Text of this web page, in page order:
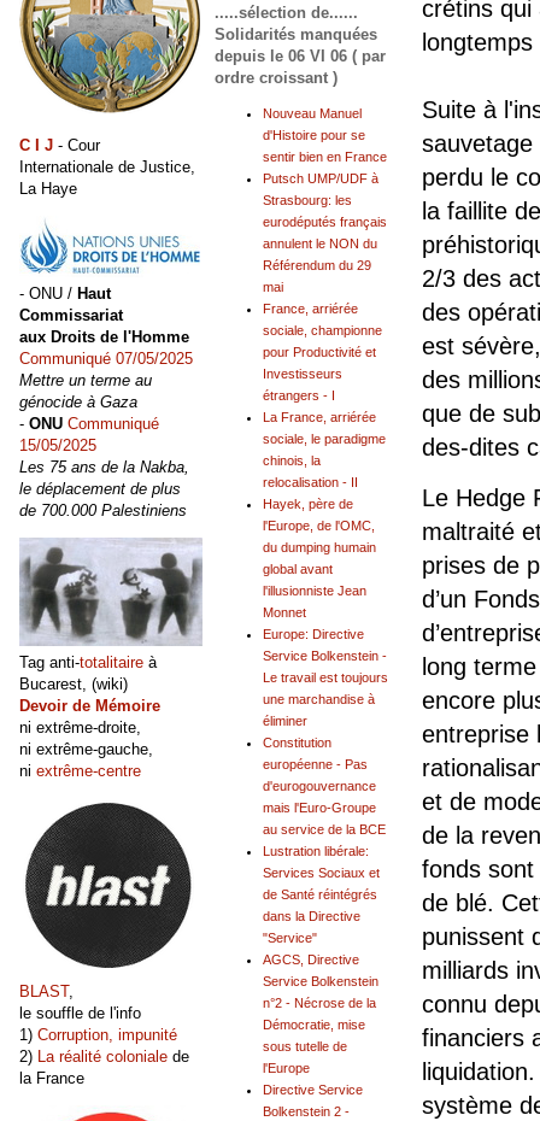
crétins qui
longtemps
Suite à
perdu le
la faillite
2/3 des
des
est
des
que de
des-dites
Le Hedge
maltraité
prises de
d’un
long
encore
entreprise
et de
de la
fonds sont
de blé.
punissent
milliards
connu
financiers
système
.....sélection de......
Solidarités manquées
depuis le 06 VI 06 ( par
ordre croissant )
Nouveau Manuel
d'Histoire pour se
sentir bien en France
Putsch UMP/UDF à
Strasbourg: les
eurodéputés français
annulent le NON du
Référendum du 29
mai
France, arriérée
sociale, championne
pour Productivité et
Investisseurs
étrangers - I
La France, arriérée
sociale, le paradigme
chinois, la
relocalisation - II
Hayek, père de
l'Europe, de l'OMC,
du dumping humain
global avant
l'illusionniste Jean
Monnet
Europe: Directive
Service Bolkenstein -
Le travail est toujours
une marchandise à
éliminer
Constitution
européenne - Pas
d'eurogouvernance
mais l'Euro-Groupe
au service de la BCE
Lustration libérale:
Services Sociaux et
de Santé réintégrés
dans la Directive
"Service"
AGCS, Directive
Service Bolkenstein
n°2 - Nécrose de la
Démocratie, mise
sous tutelle de
l'Europe
Directive Service
Bolkenstein 2 -
C I J - Cour
Internationale de Justice,
La Haye
- ONU / Haut
Commissariat
aux Droits de l'Homme
Communiqué 07/05/2025
Mettre un terme au
génocide à Gaza
- ONU Communiqué
15/05/2025
Les 75 ans de la Nakba,
le déplacement de plus
de 700.000 Palestiniens
Tag anti-totalitaire à
Bucarest, (wiki)
Devoir de Mémoire
ni extrême-droite,
ni extrême-gauche,
ni extrême-centre
BLAST,
le souffle de l'info
1) Corruption, impunité
2) La réalité coloniale de
la France